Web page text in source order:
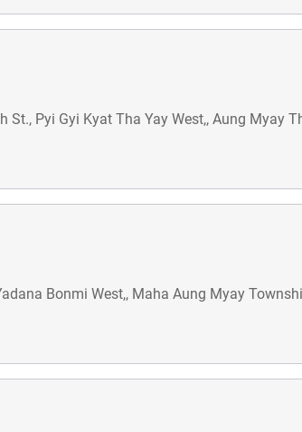
St., Pyi Gyi Kyat Tha Yay West,, Aung Myay
Bonmi West,, Maha Aung Myay